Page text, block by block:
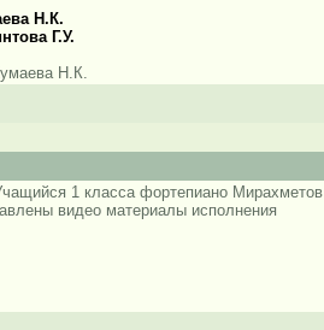
Н.К.
Г.У.
Н.К.
1 класса фортепиано Мирахметов
видео материалы исполнения